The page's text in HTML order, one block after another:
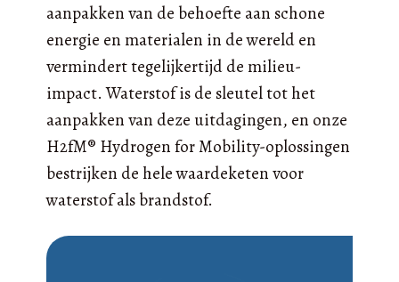
aanpakken van de behoefte aan schone
energie en materialen in de wereld en
vermindert tegelijkertijd de milieu-
impact. Waterstof is de sleutel tot het
aanpakken van deze uitdagingen, en onze
H2fM® Hydrogen for Mobility-oplossingen
bestrijken de hele waardeketen voor
waterstof als brandstof.